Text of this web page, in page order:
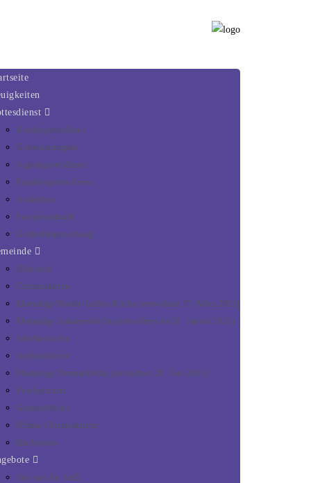
Kindergottesdienst
Gottesdienstplan
Jugendgottesdienst
Familiengottesdienst
Andachten
Feierabendmahl
Gottesdienstordnung
Übersicht
Christuskirche
Ehemalige Martin-Luther-Kirche (entwidmet 27. März 2021)
Ehemalige Johanneskirche (entwidmet am 31. Januar 2021)
Jakobuskirche
Andreaskirche
Ehemalige Thomaskirche (entwidmet 26. Juni 2021)
Presbyterium
Gemeindebüro
Offene Christuskirche
Büchereien
Von uns für Sie